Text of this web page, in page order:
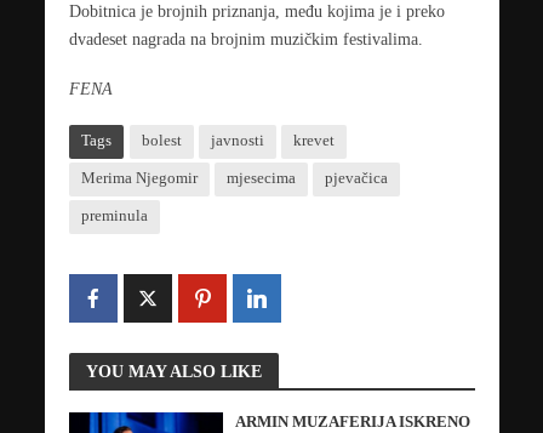
Dobitnica je brojnih priznanja, među kojima je i preko
dvadeset nagrada na brojnim muzičkim festivalima.
FENA
Tags bolest javnosti krevet
Merima Njegomir mjesecima pjevačica
preminula
YOU MAY ALSO LIKE
ARMIN MUZAFERIJA ISKRENO